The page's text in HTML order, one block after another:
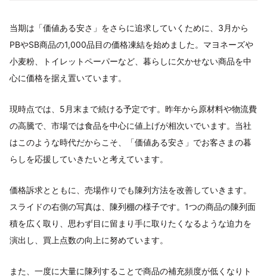
当期は「価値ある安さ」をさらに追求していくために、3月から
PBやSB商品の1,000品目の価格凍結を始めました。マヨネーズや
小麦粉、トイレットペーパーなど、暮らしに欠かせない商品を中
心に価格を据え置いています。
現時点では、5月末まで続ける予定です。昨年から原材料や物流費
の高騰で、市場では食品を中心に値上げが相次いでいます。当社
はこのような時代だからこそ、「価値ある安さ」でお客さまの暮
らしを応援していきたいと考えています。
価格訴求とともに、売場作りでも陳列方法を改善していきます。
スライドの右側の写真は、陳列棚の様子です。1つの商品の陳列面
積を広く取り、思わず目に留まり手に取りたくなるような迫力を
演出し、買上点数の向上に努めています。
また、一度に大量に陳列することで商品の補充頻度が低くなりト